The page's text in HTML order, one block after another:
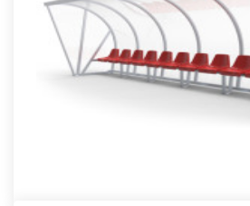
conjuguant confort et robustesse, cet
garantit une i..
Offre